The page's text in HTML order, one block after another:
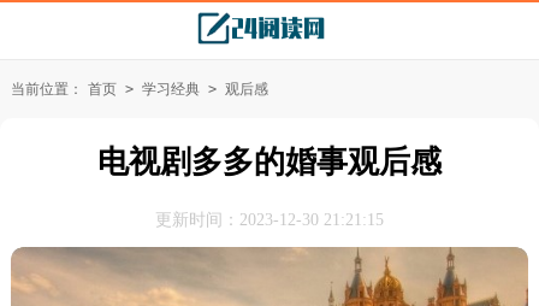
当前位置： 首页 > 学习经典 > 观后感
电视剧多多的婚事观后感
更新时间：2023-12-30 21:21:15